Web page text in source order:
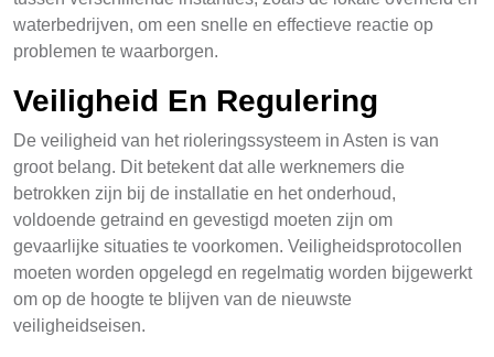
waterbedrijven, om een snelle en effectieve reactie op
problemen te waarborgen.
Veiligheid En Regulering
De veiligheid van het rioleringssysteem in Asten is van
groot belang. Dit betekent dat alle werknemers die
betrokken zijn bij de installatie en het onderhoud,
voldoende getraind en gevestigd moeten zijn om
gevaarlijke situaties te voorkomen. Veiligheidsprotocollen
moeten worden opgelegd en regelmatig worden bijgewerkt
om op de hoogte te blijven van de nieuwste
veiligheidseisen.